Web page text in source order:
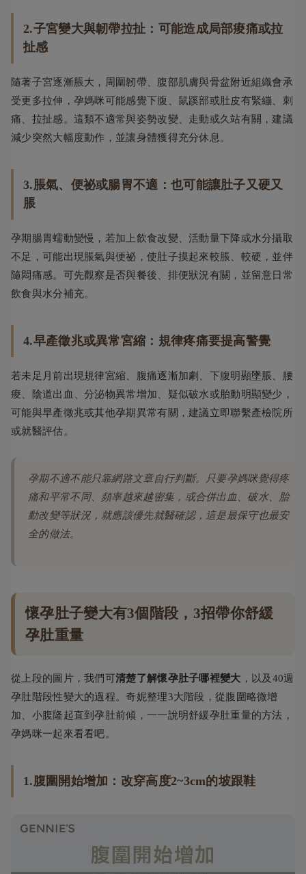
2.子宮變大與韌帶拉扯：可能造成局部痠痛或拉
扯感
隨著子宮逐漸脹大，周圍韌帶、腹部肌膚與骨盆附近組織會承
受更多拉伸，孕媽咪可能感覺下腹、鼠蹊部或肚皮有緊繃、刺
痛、拉扯感。這類不適常與姿勢改變、走動或久站有關，建議
減少突然大幅度動作，並讓身體獲得充分休息。
3.脹氣、便祕或腸胃不適：也可能讓肚子又硬又
脹
孕期腸胃蠕動變慢，若加上飲食改變、活動量下降或水分攝取
不足，可能出現脹氣與便祕，使肚子摸起來較脹、較硬，並伴
隨悶痛感。可先觀察是否與餐後、排便狀況有關，並留意日常
飲食與水分補充。
4.早產徵兆或異常宮縮：規律疼痛要提高警覺
若未足月前出現規律宮縮、腹痛逐漸加劇、下腹明顯墜脹、腰
痠、陰道出血、分泌物異常增加、疑似破水或胎動明顯變少，
可能與早產徵兆或其他孕期異常有關，建議立即聯繫產檢院所
或就醫評估。
孕期不適不能只靠網路文章自行判斷。只要孕媽咪覺得疼
痛和平常不同、頻率越來越密集，或合併出血、破水、胎
動改變等狀況，就應該優先就醫確認，這是最保守也最安
全的做法。
懷孕肚子變大有3個階段，3招帶你舒緩
孕肚重量
從上段的圖片，我們可清楚了解懷孕肚子哪裡變大 ，以及40週
孕肚階段性變大的過程。奇妮整理3大階段，從腹圍略微增
加、小腹隆起直到孕肚前傾，一一說明舒緩孕肚重量的方法，
孕媽咪一起來看看吧。
1.腹圍開始增加：改穿高度2~3cm的坡跟鞋